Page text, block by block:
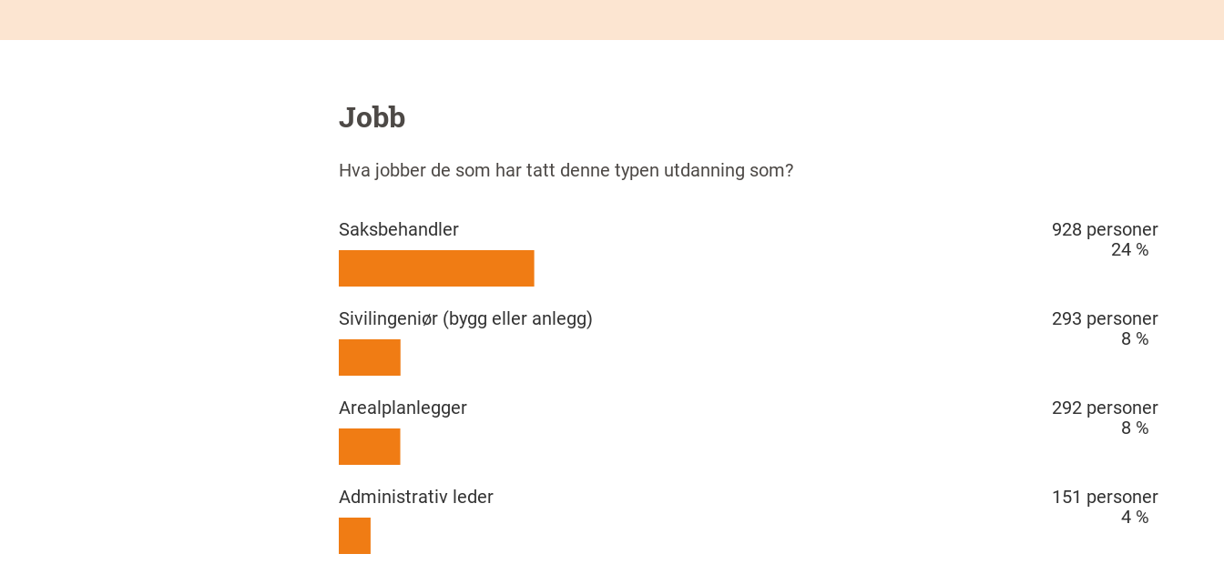
Jobb
Hva jobber de som har tatt denne typen utdanning som?
Saksbehandler 928 personer
24 %
Sivilingeniør (bygg eller anlegg) 293 personer
8 %
Arealplanlegger 292 personer
8 %
Administrativ leder 151 personer
4 %